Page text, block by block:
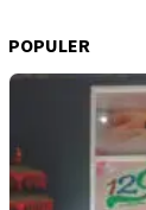
POPULER